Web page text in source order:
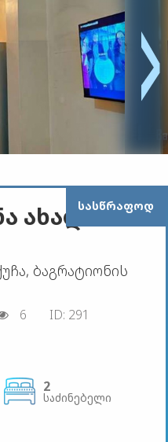
ᲡᲐᲡᲬᲠᲐᲤᲝᲓ
ახალი
ბაგრატიონის
6 ID: 291
2
საძინებელი